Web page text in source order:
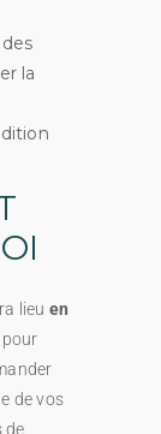
la
lieu en
pour
de vos
de